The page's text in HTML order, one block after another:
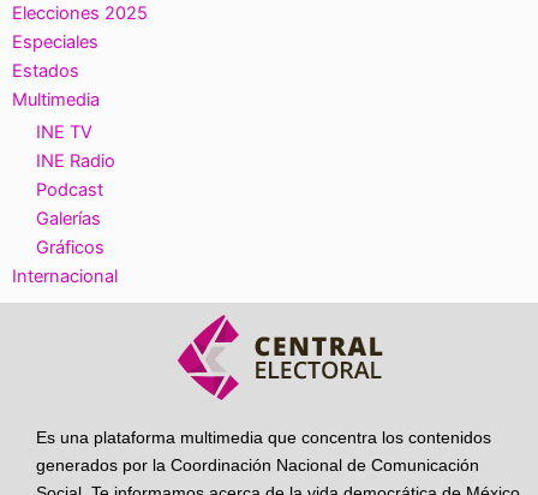
Elecciones 2025
Especiales
Estados
Multimedia
INE TV
INE Radio
Podcast
Galerías
Gráficos
Internacional
Es una plataforma multimedia que concentra los contenidos
generados por la Coordinación Nacional de Comunicación